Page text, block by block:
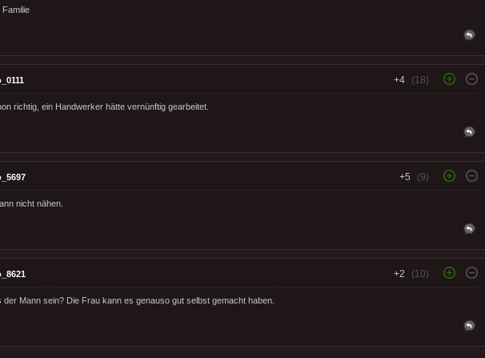
+4 (18)
richtig, ein Handwerker hätte vernünftig gearbeitet.
+5 (9)
nicht nähen.
+2 (10)
der Mann sein? Die Frau kann es genauso gut selbst gemacht haben.